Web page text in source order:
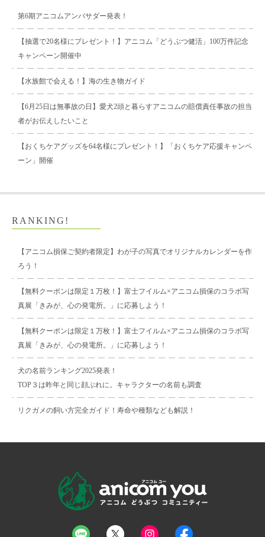
第6期アニコムアンバサダー発表！
【抽選で20名様にプレゼント！】アニコム「どうぶつ健活」100万件記念
キャンペーン開催中
【水族館で会える！】海の生き物ガイド
【6月25日は無事故の日】愛犬2頭と暮らすアニコムの賠償責任事故の担当
者がお伝えしたいこと
【おくちケアグッズを64名様にプレゼント！】「おくちケア応援キャンペ
ーン」開催
RANKING!
【アニコム損保ご契約者限定】わが子の写真でオリジナルカレンダーを作
ろう！
【無料クーポンは限定１万枚！】富士フイルム×アニコム損保のコラボ写
真展「きみが、心の発電所。」に応募しよう！
【無料クーポンは限定１万枚！】富士フイルム×アニコム損保のコラボ写
真展「きみが、心の発電所。」に応募しよう！
犬の名前ランキング2025発表！
TOP３は昨年と同じ顔ぶれに。キャラクターの名前も調査
リクガメの飼い方完全ガイド！寿命や種類なども解説！